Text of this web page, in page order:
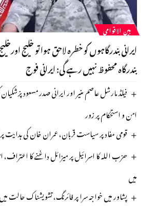
بین الاقوامی
ایرانی بندرگاہوں کو خطرہ لاحق ہوا تو خلیج
بندرگاہ محفوظ نہیں رہے گی: ایرانی فوج
فیلڈ مارشل عاصم منیر اور ایرانی صدر مسعود
امن و استحکام پر زور
قومی مفاد پر سیاست قربان، عمران خان کی ہدایت
حزب اللہ کا اسرائیل پر میزائل داغنے کا
میں
پشاور میں خواجہ سرا پر فائرنگ، تشویشناک حالت